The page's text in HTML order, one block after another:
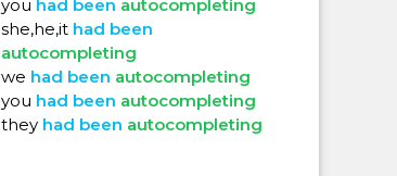
you had been autocompleting
she,he,it had been
autocompleting
we had been autocompleting
you had been autocompleting
they had been autocompleting